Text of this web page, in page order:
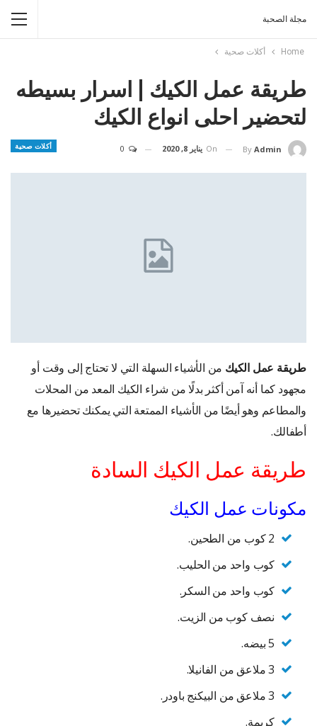
مجلة الصحبة
Home أكلات صحية
طريقة عمل الكيك | اسرار بسيطه
لتحضير احلى انواع الكيك
أكلات صحية By Admin
On يناير 8, 2020
طريقة عمل الكيك من الأشياء السهلة التي لا تحتاج إلى وقت أو
مجهود كما أنه آمن أكثر بدلًا من شراء الكيك المعد من المحلات
والمطاعم وهو أيضًا من الأشياء الممتعة التي يمكنك تحضيرها مع
أطفالك.
طريقة عمل الكيك السادة
مكونات عمل الكيك
2 كوب من الطحين.
كوب واحد من الحليب.
كوب واحد من السكر.
نصف كوب من الزيت.
5 بيضه.
3 ملاعق من الفانيلا.
3 ملاعق من البيكنج باودر.
كريمة.